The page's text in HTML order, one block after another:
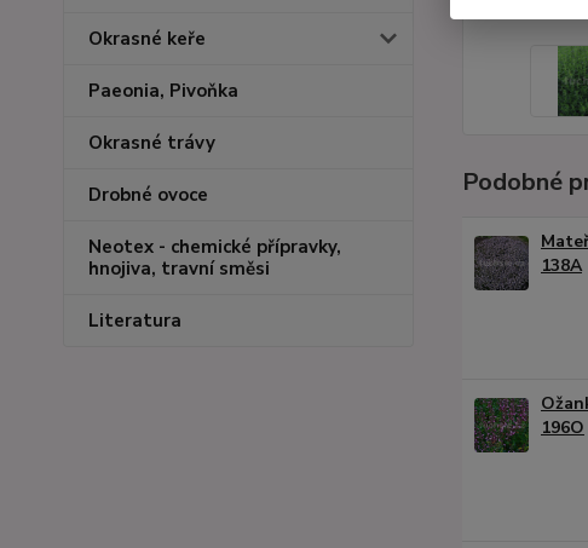
Okrasné keře
Paeonia, Pivoňka
Okrasné trávy
Drobné ovoce
Neotex - chemické přípravky,
hnojiva, travní směsi
Literatura
Podobné
138A
196O